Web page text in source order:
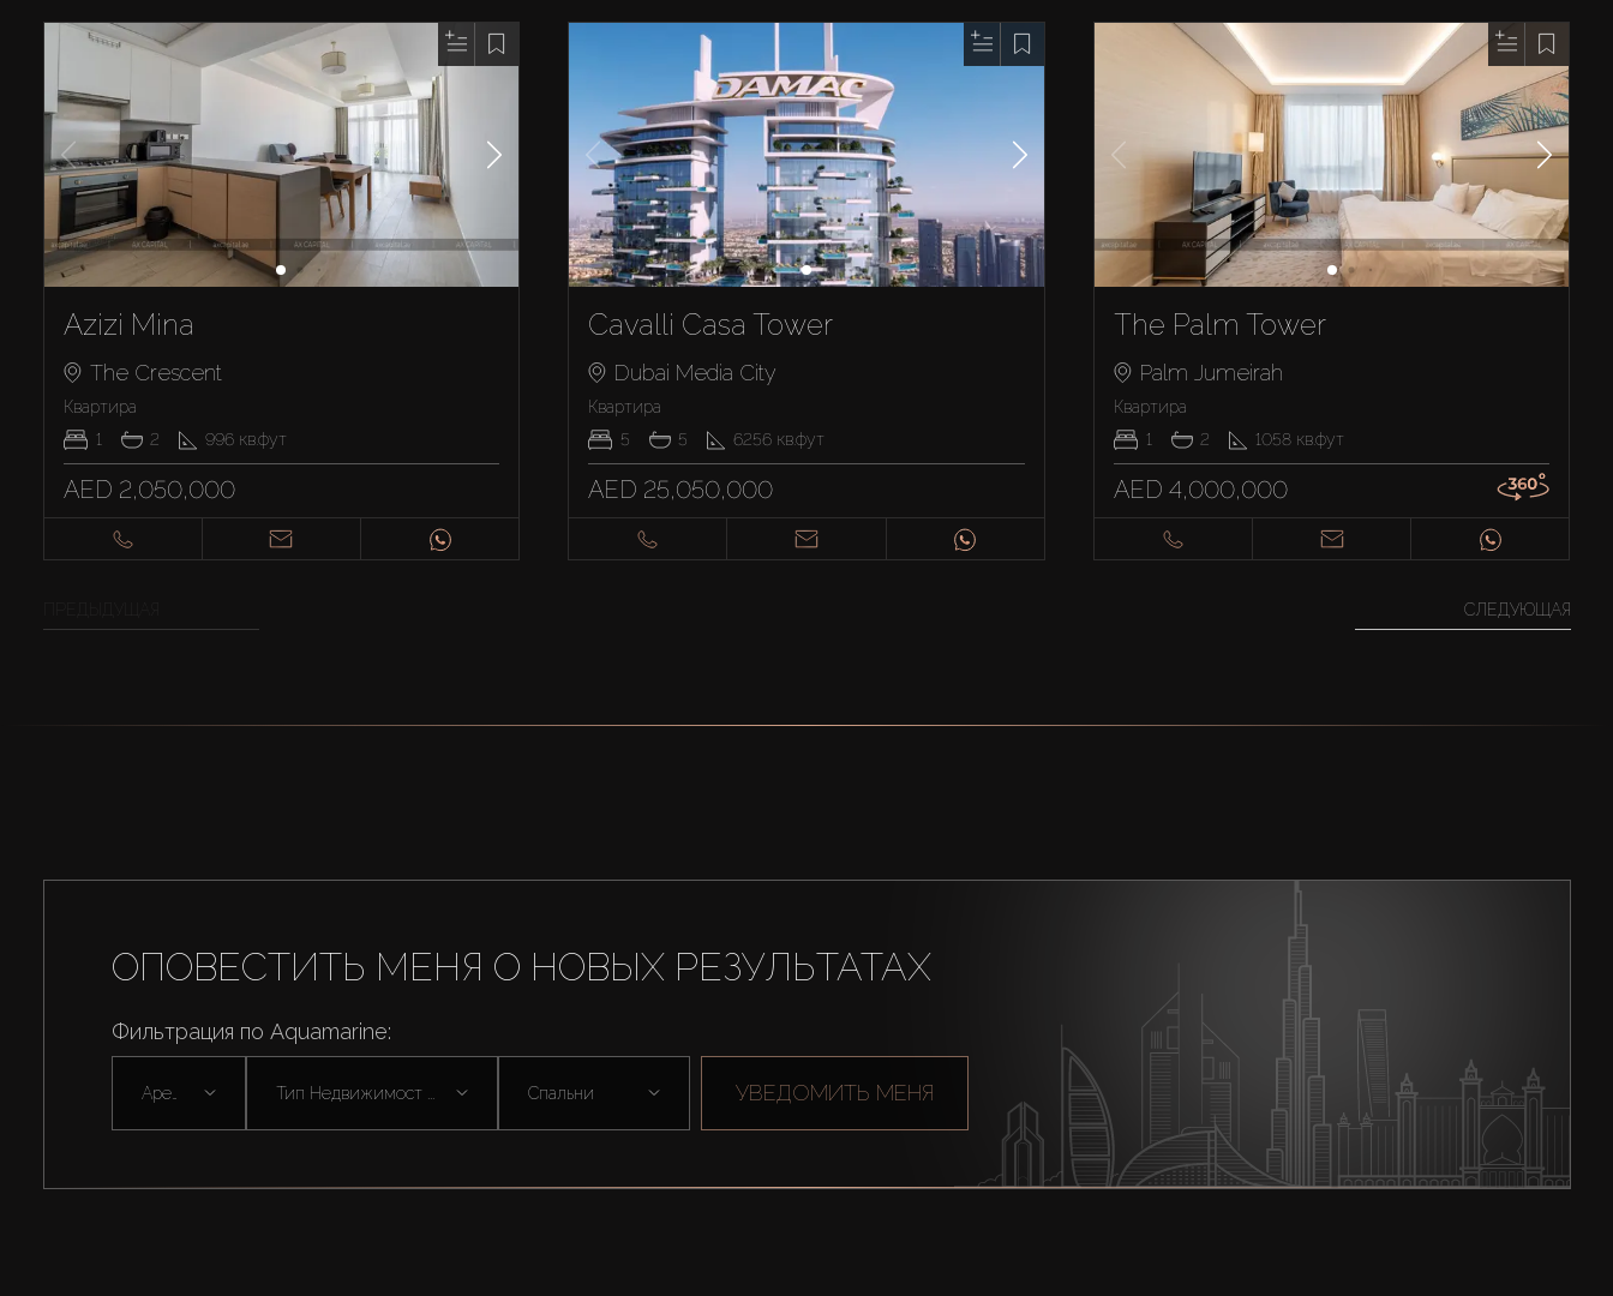
Azizi Mina
The Crescent
Квартира
1
2 996 кв.фут
AED 2,050,000
Cavalli Casa Tower
Dubai Media City
Квартира
5
5 6256 кв.фут
AED 25,050,000
The Palm Tower
Palm Jumeirah
Квартира
1
2 1058 кв.фут
AED 4,000,000
СЛЕДУЮЩАЯ
ОПОВЕСТИТЬ МЕНЯ О НОВЫХ РЕЗУЛЬТАТАХ
Фильтрация по Aquamarine:
Аренда Тип Недвижимост ... Спальни УВЕДОМИТЬ МЕНЯ